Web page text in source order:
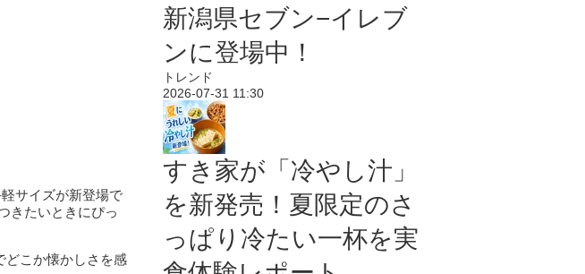
サイズが新登場で
きたいときにぴっ
どこか懐かしさを感
新潟県セブン−イレブ
ンに登場中！
トレンド
2026-07-31 11:30
すき家が「冷やし汁」
を新発売！夏限定のさ
っぱり冷たい一杯を実